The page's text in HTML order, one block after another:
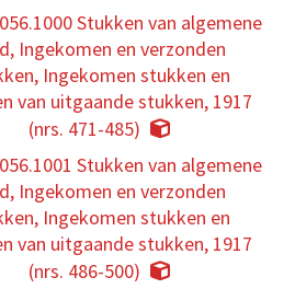
Stukken van algemene
Ingekomen en verzonden
Ingekomen stukken en
van uitgaande stukken, 1917
(nrs. 471-485)
Stukken van algemene
Ingekomen en verzonden
Ingekomen stukken en
van uitgaande stukken, 1917
(nrs. 486-500)